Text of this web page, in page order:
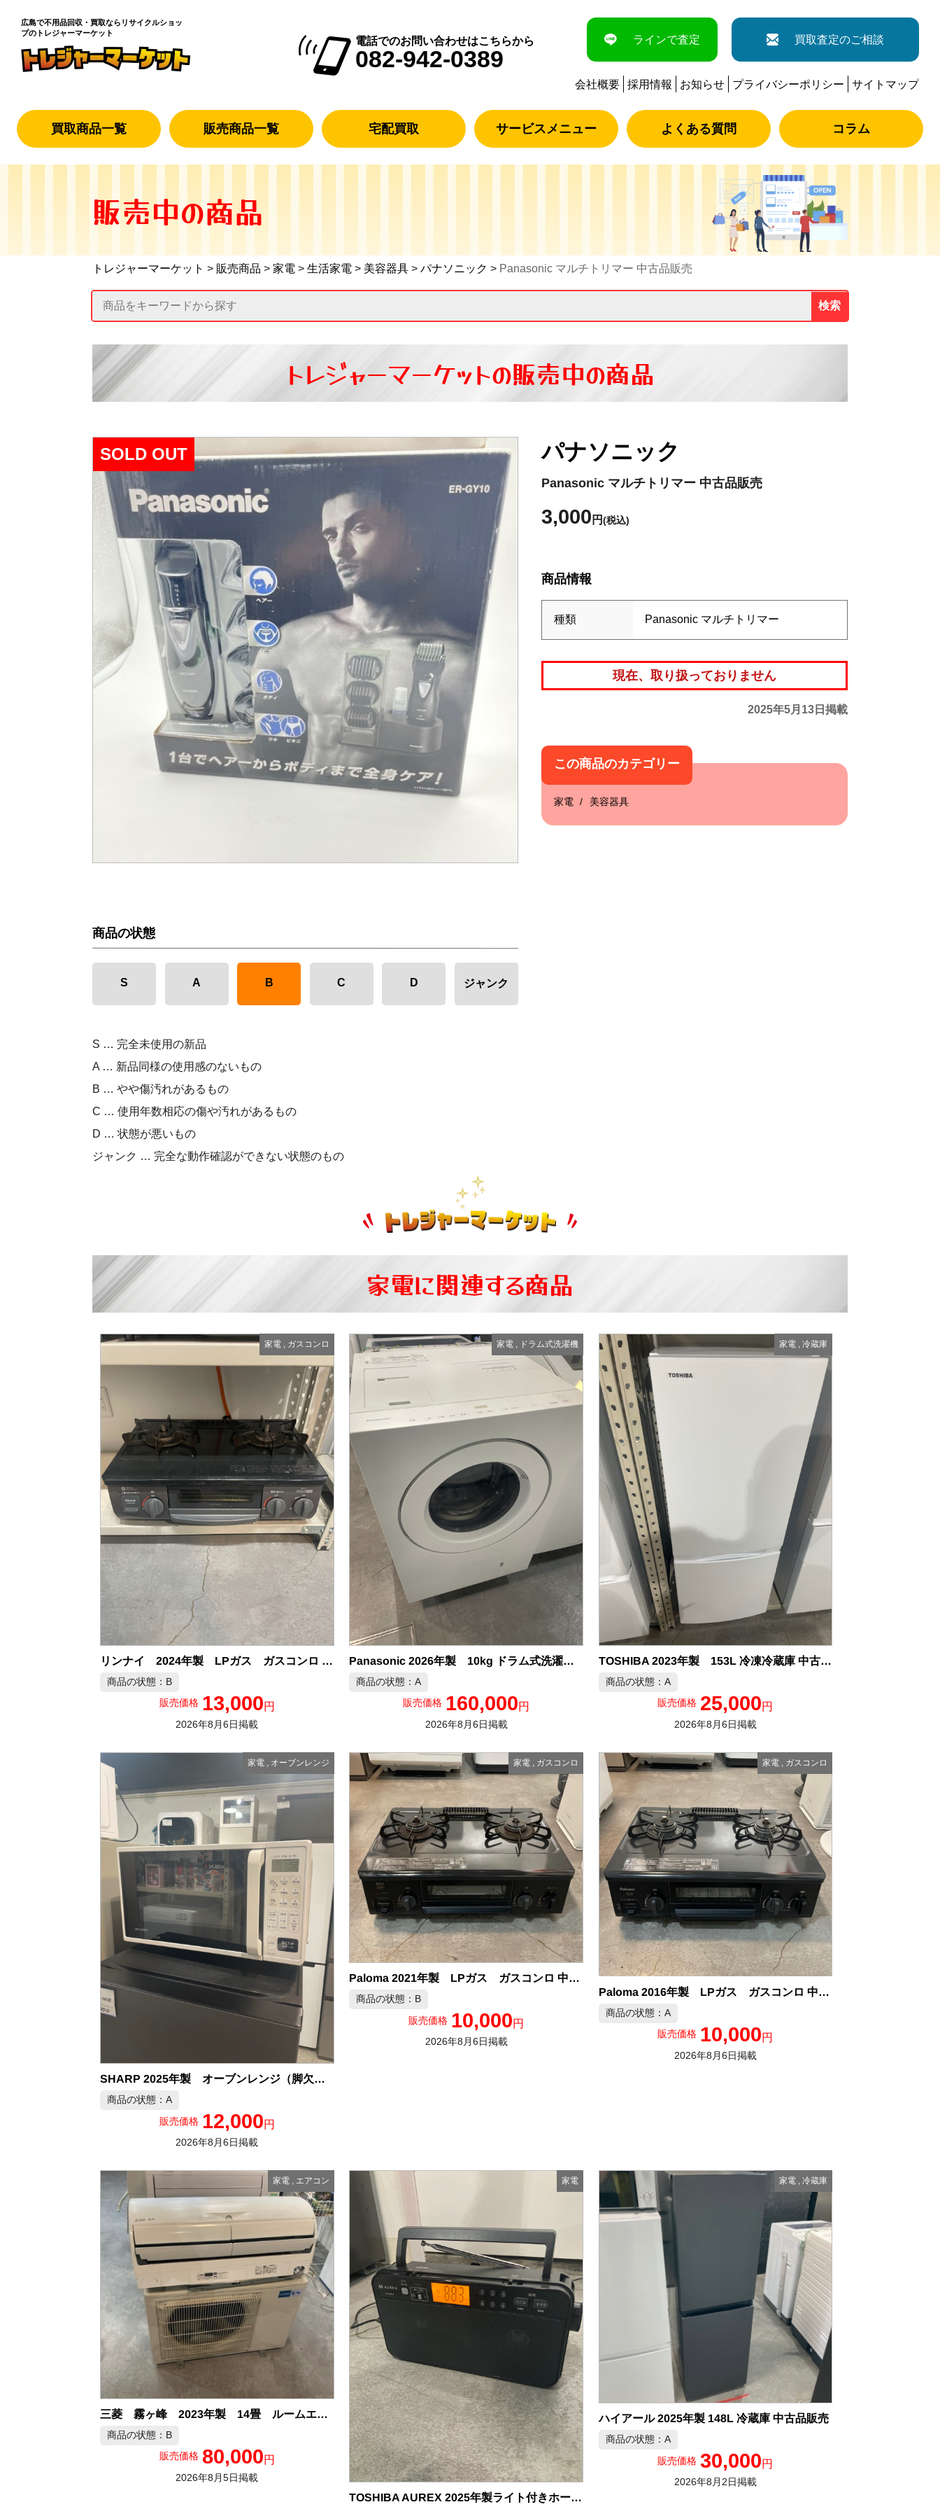
広島で不用品回収・買取なら リサイクルショッ
プのトレジャーマーケット
電話でのお問い合わせはこちらから
082-942-0389
ラインで査定 買取査定のご相談
会社概要 採用情報 お知らせ プライバシーポリシー サイトマップ
買取商品一覧 販売商品一覧 宅配買取 サービスメニュー よくある質問 コラム
販売中の商品
トレジャーマーケット > 販売商品 > 家電 > 生活家電 > 美容器具 > パナソニック > Panasonic マルチトリマー 中古品販売
検索
トレジャーマーケットの販売中の商品
パナソニック
Panasonic マルチトリマー 中古品販売
3,000 円(税込)
商品情報
種類 Panasonic マルチトリマー
現在、取り扱っておりません
2025年5月13日掲載
この商品のカテゴリー
家電 美容器具
SOLD OUT
商品の状態
S A B C D ジャンク
S … 完全未使用の新品
A … 新品同様の使用感のないもの
B … やや傷汚れがあるもの
C … 使用年数相応の傷や汚れがあるもの
D … 状態が悪いもの
ジャンク … 完全な動作確認ができない状態のもの
家電に関連する商品
家電, ガスコンロ
リンナイ 2024年製 LPガス ガスコンロ 中古品販売
商品の状態：B
販売価格 13,000円
2026年8月6日掲載
家電, ドラム式洗濯機
Panasonic 2026年製 10kg ドラム式洗濯機 中古品販売
商品の状態：A
販売価格 160,000円
2026年8月6日掲載
家電 ,冷蔵庫
TOSHIBA 2023年製 153L 冷凍冷蔵庫 中古品販売
商品の状態：A
販売価格 25,000円
2026年8月6日掲載
家電, オーブンレンジ
SHARP 2025年製 オーブンレンジ（脚欠品） 中古品販売
商品の状態：A
販売価格 12,000円
2026年8月6日掲載
家電, ガスコンロ
Paloma 2021年製 LPガス ガスコンロ 中古品販売
商品の状態：B
販売価格 10,000円
2026年8月6日掲載
家電 ガスコンロ
Paloma 2016年製 LPガス ガスコンロ 中古品販売
商品の状態：A
販売価格 10,000円
2026年8月6日掲載
家電, エアコン
三菱 霧ヶ峰 2023年製 14畳 ルームエアコン 中古品販売
商品の状態：B
販売価格 80,000円
2026年8月5日掲載
家電
TOSHIBA AUREX 2025年製ライト付きホームラジオ 中古品販売
家電 ,冷蔵庫
ハイアール 2025年製 148L 冷蔵庫 中古品販売
商品の状態：A
販売価格 30,000円
2026年8月2日掲載